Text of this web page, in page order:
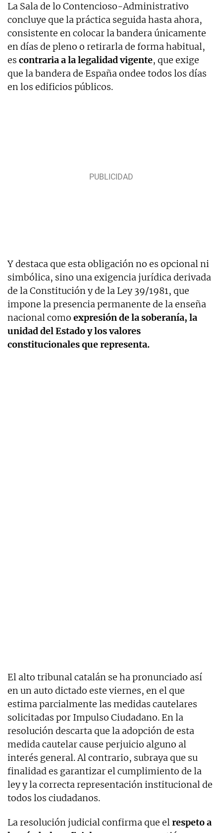
La Sala de lo Contencioso-Administrativo
concluye que la práctica seguida hasta ahora,
consistente en colocar la bandera únicamente
en días de pleno o retirarla de forma habitual,
es contraria a la legalidad vigente, que exige
que la bandera de España ondee todos los días
en los edificios públicos.
Y destaca que esta obligación no es opcional ni
simbólica, sino una exigencia jurídica derivada
de la Constitución y de la Ley 39/1981, que
impone la presencia permanente de la enseña
nacional como expresión de la soberanía, la
unidad del Estado y los valores
constitucionales que representa.
El alto tribunal catalán se ha pronunciado así
en un auto dictado este viernes, en el que
estima parcialmente las medidas cautelares
solicitadas por Impulso Ciudadano. En la
resolución descarta que la adopción de esta
medida cautelar cause perjuicio alguno al
interés general. Al contrario, subraya que su
finalidad es garantizar el cumplimiento de la
ley y la correcta representación institucional de
todos los ciudadanos.
La resolución judicial confirma que elrespeto a